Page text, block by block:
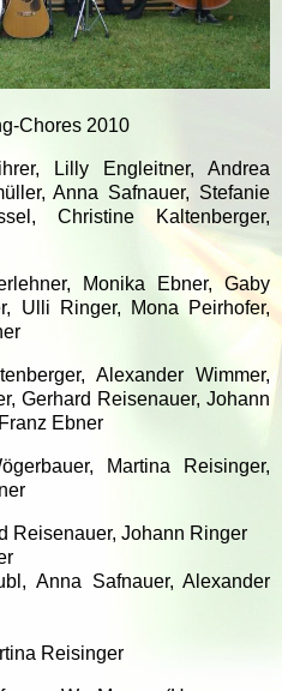
Chores 2010
Lilly Engleitner, Andrea
Anna Safnauer, Stefanie
Christine Kaltenberger,
Monika Ebner, Gaby
Ulli Ringer, Mona Peirhofer,
Alexander Wimmer,
Gerhard Reisenauer, Johann
Ebner
Martina Reisinger,
Reisenauer, Johann Ringer
Anna Safnauer, Alexander
Reisinger